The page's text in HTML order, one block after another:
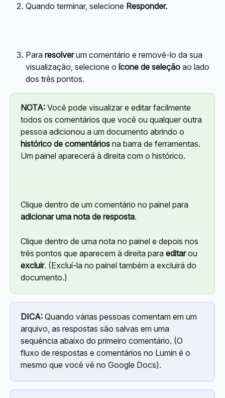
Quando terminar, selecione Responder.
Para resolver um comentário e removê-lo da sua
visualização, selecione o ícone de seleção ao lado
dos três pontos.
NOTA: Você pode visualizar e editar facilmente
todos os comentários que você ou qualquer outra
pessoa adicionou a um documento abrindo o
histórico de comentários na barra de ferramentas.
Um painel aparecerá à direita com o histórico.
Clique dentro de um comentário no painel para
adicionar uma nota de resposta.
Clique dentro de uma nota no painel e depois nos
três pontos que aparecem à direita para editar ou
excluir. (Excluí-la no painel também a excluirá do
documento.)
DICA: Quando várias pessoas comentam em um
arquivo, as respostas são salvas em uma
sequência abaixo do primeiro comentário. (O
fluxo de respostas e comentários no Lumin é o
mesmo que você vê no Google Docs).